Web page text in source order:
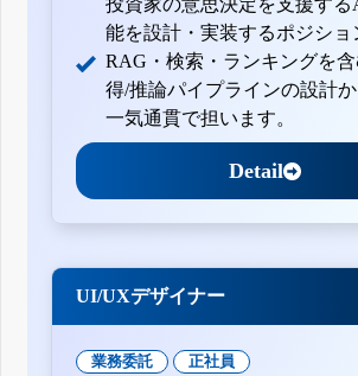
投資家の意思決定を支援する
能を設計・実装するポジショ
RAG・検索・ランキングを
得/推論パイプラインの設計
一気通貫で担います。
Detail
UI/UXデザイナー
業務委託 正社員